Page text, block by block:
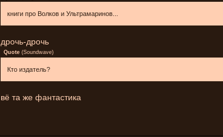
книги про Волков и Ультрамаринов...
дрочь-дрочь
Quote (Soundwave)
Кто издатель?
вё та же фантастика